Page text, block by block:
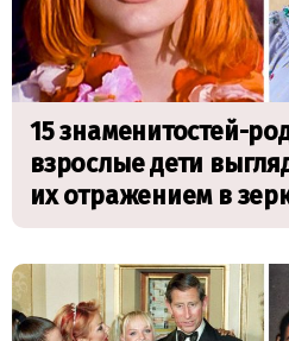
15 знаменитостей-
взрослые дети
их отражением в